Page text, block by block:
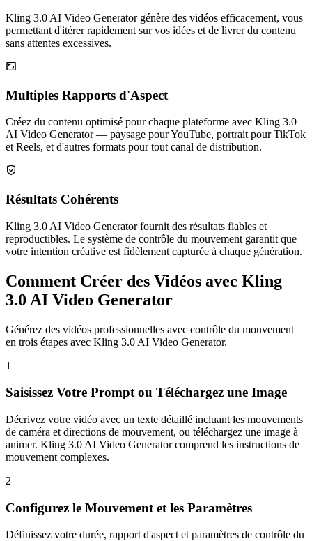
Kling 3.0 AI Video Generator génère des vidéos efficacement, vous
permettant d'itérer rapidement sur vos idées et de livrer du contenu
sans attentes excessives.
Multiples Rapports d'Aspect
Créez du contenu optimisé pour chaque plateforme avec Kling 3.0
AI Video Generator — paysage pour YouTube, portrait pour TikTok
et Reels, et d'autres formats pour tout canal de distribution.
Résultats Cohérents
Kling 3.0 AI Video Generator fournit des résultats fiables et
reproductibles. Le système de contrôle du mouvement garantit que
votre intention créative est fidèlement capturée à chaque génération.
Comment Créer des Vidéos avec Kling
3.0 AI Video Generator
Générez des vidéos professionnelles avec contrôle du mouvement
en trois étapes avec Kling 3.0 AI Video Generator.
1
Saisissez Votre Prompt ou Téléchargez une Image
Décrivez votre vidéo avec un texte détaillé incluant les mouvements
de caméra et directions de mouvement, ou téléchargez une image à
animer. Kling 3.0 AI Video Generator comprend les instructions de
mouvement complexes.
2
Configurez le Mouvement et les Paramètres
Définissez votre durée, rapport d'aspect et paramètres de contrôle du